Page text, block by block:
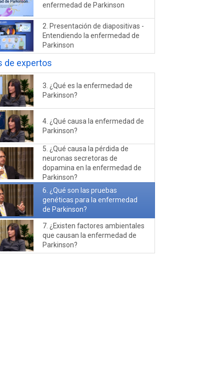
enfermedad de Parkinson
2. Presentación de diapositivas -
Entendiendo la enfermedad de
Parkinson
de expertos
3. ¿Qué es la enfermedad de
Parkinson?
4. ¿Qué causa la enfermedad de
Parkinson?
5. ¿Qué causa la pérdida de
neuronas secretoras de
dopamina en la enfermedad de
Parkinson?
6. ¿Qué son las pruebas
genéticas para la enfermedad
de Parkinson?
7. ¿Existen factores ambientales
que causan la enfermedad de
Parkinson?